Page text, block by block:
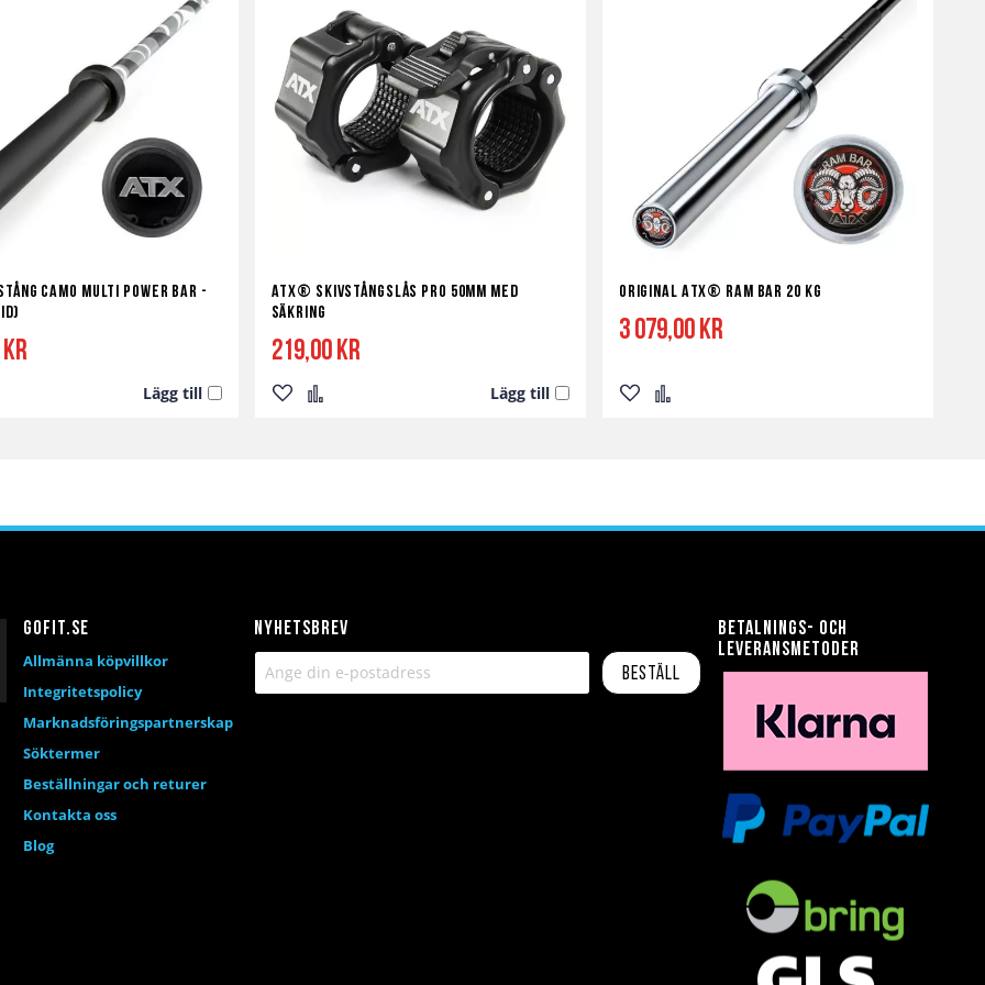
Camo Multi Power Bar -
kr
Lägg till
ATX® Skivstångslås Pro 50mm med
Säkring
219,00 kr
Lägg till
Lägg Lägg
Original ATX® RAM BAR 20 kg
3 079,00 kr
Lägg Lägg
Nyhetsbrev
Beställ
Betalnings- och
leveransmetoder
Gofit.se
Allmänna köpvillkor
Integritetspolicy
Marknadsföringspartnerskap
Söktermer
Beställningar och returer
Kontakta oss
Blog